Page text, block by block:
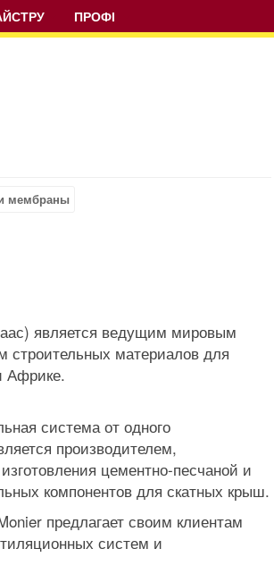
ПРОФІ
мембраны
является ведущим мировым
строительных материалов для
Африке.
система от одного
производителем,
цементно-песчаной и
компонентов для скатных крыш.
предлагает своим клиентам
систем и